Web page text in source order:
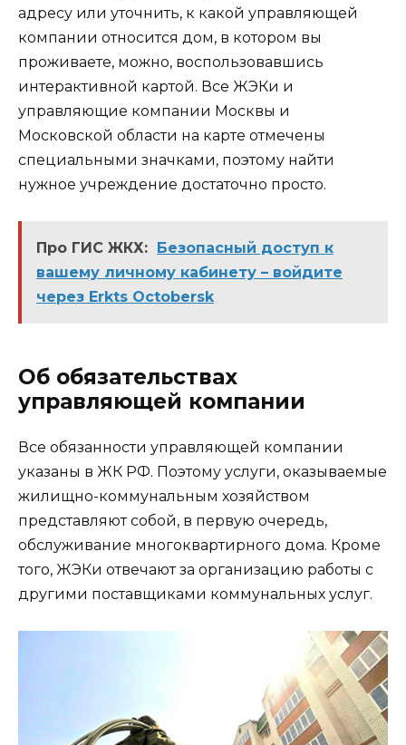
адресу или уточнить, к какой управляющей
компании относится дом, в котором вы
проживаете, можно, воспользовавшись
интерактивной картой. Все ЖЭКи и
управляющие компании Москвы и
Московской области на карте отмечены
специальными значками, поэтому найти
нужное учреждение достаточно просто.
Про ГИС ЖКХ: Безопасный доступ к
вашему личному кабинету – войдите
через Erkts Octobersk
Об обязательствах
управляющей компании
Все обязанности управляющей компании
указаны в ЖК РФ. Поэтому услуги, оказываемые
жилищно-коммунальным хозяйством
представляют собой, в первую очередь,
обслуживание многоквартирного дома. Кроме
того, ЖЭКи отвечают за организацию работы с
другими поставщиками коммунальных услуг.